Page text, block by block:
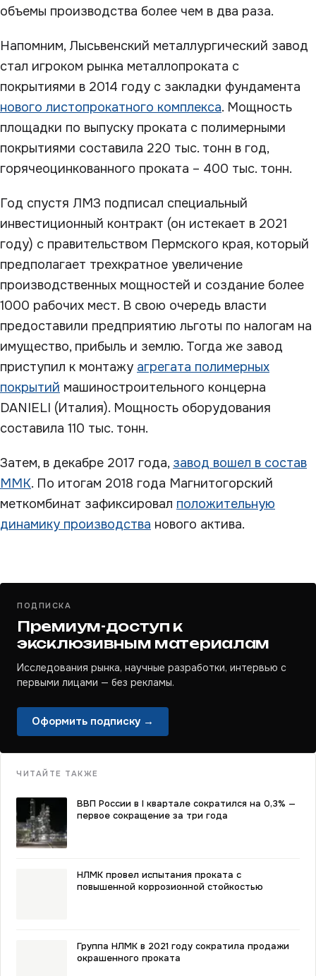
объемы производства более чем в два раза.
Напомним, Лысьвенский металлургический завод
стал игроком рынка металлопроката с
покрытиями в 2014 году с закладки фундамента
нового листопрокатного комплекса. Мощность
площадки по выпуску проката с полимерными
покрытиями составила 220 тыс. тонн в год,
горячеоцинкованного проката – 400 тыс. тонн.
Год спустя ЛМЗ подписал специальный
инвестиционный контракт (он истекает в 2021
году) с правительством Пермского края, который
предполагает трехкратное увеличение
производственных мощностей и создание более
1000 рабочих мест. В свою очередь власти
предоставили предприятию льготы по налогам на
имущество, прибыль и землю. Тогда же завод
приступил к монтажу агрегата полимерных
покрытий машиностроительного концерна
DANIELI (Италия). Мощность оборудования
составила 110 тыс. тонн.
Затем, в декабре 2017 года, завод вошел в состав
ММК. По итогам 2018 года Магнитогорский
меткомбинат зафиксировал положительную
динамику производства нового актива.
ПОДПИСКА
Премиум-доступ к
эксклюзивным материалам
Исследования рынка, научные разработки, интервью с
первыми лицами — без рекламы.
Оформить подписку →
ЧИТАЙТЕ ТАКЖЕ
ВВП России в I квартале сократился на 0,3% —
первое сокращение за три года
НЛМК провел испытания проката с
повышенной коррозионной стойкостью
Группа НЛМК в 2021 году сократила продажи
окрашенного проката